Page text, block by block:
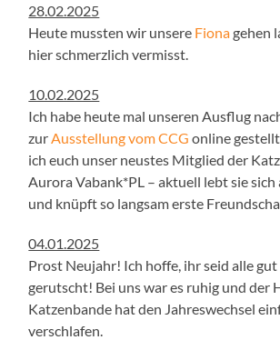
28.02.2025
Heute mussten wir unsere Fionagehen
hier schmerzlich vermisst.
10.02.2025
Ich habe heute mal unseren Ausflug
zur Ausstellung vom CCG online
ich euch unser neustes Mitglied der
Aurora Vabank*PL – aktuell lebt sie sich
und knüpft so langsam erste
04.01.2025
Prost Neujahr! Ich hoffe, ihr seid alle gut
gerutscht! Bei uns war es ruhig und der
Katzenbande hat den Jahreswechsel
verschlafen.